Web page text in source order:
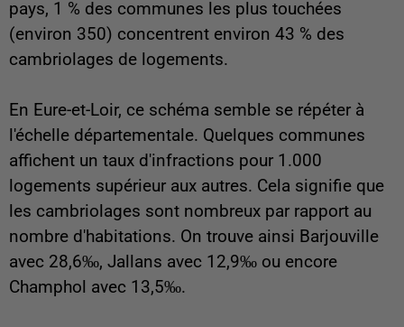
pays, 1 % des communes les plus touchées
(environ 350) concentrent environ 43 % des
cambriolages de logements.
En Eure-et-Loir, ce schéma semble se répéter à
l'échelle départementale. Quelques communes
affichent un taux d'infractions pour 1.000
logements supérieur aux autres. Cela signifie que
les cambriolages sont nombreux par rapport au
nombre d'habitations. On trouve ainsi Barjouville
avec 28,6‰, Jallans avec 12,9‰ ou encore
Champhol avec 13,5‰.